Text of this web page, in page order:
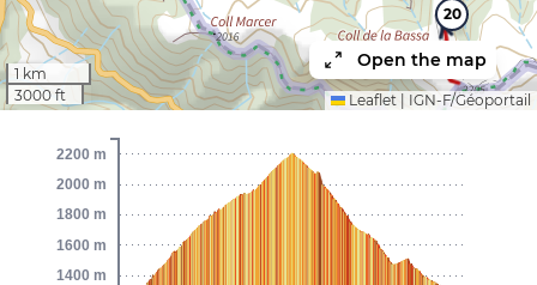
20
1 km
3000 ft
Open the map
Leaflet IGN-F/Géoportail
1400 m
1600 m
1800 m
2000 m
2200 m